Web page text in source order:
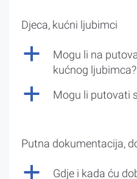
Djeca, kućni ljubimci
a
Mogu li na
kućnog ljubimca?
a Mogu li putovati
Putna dokumentacija,
a
Gdje i kada ću